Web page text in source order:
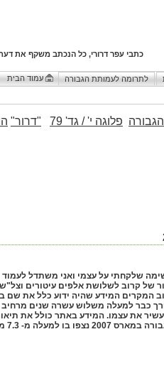
כתבי עפר דרורי, כל הנכתב משקף את
לתרומה לעמותת הגבורה עמוד הבית
פלוגה י' / גד' 79 "דרור"
שלקחתי על עצמי ואני משתדל
של קרוב לשלושת אלפים עיטורים
המקרים המידע שהיה ידוע כלל את
כבר למעלה משלוש עשרה שנים
את עצמו. המידע באתר כולל את
3.9 מיליון כניסות.